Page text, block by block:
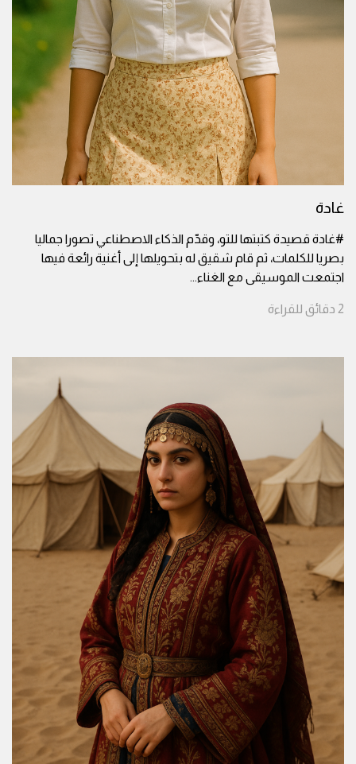
غادة
#غادة قصيدة كتبتها للتو، وقدّم الذكاء الاصطناعي تصورا جماليا
بصريا للكلمات، ثم قام شقيق له بتحويلها إلى أغنية رائعة فيها
اجتمعت الموسيقى مع الغناء...
2 دقائق للقراءة